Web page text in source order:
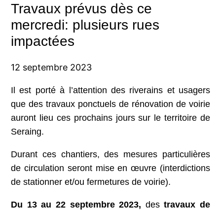
Travaux prévus dès ce
mercredi: plusieurs rues
impactées
12 septembre 2023
Il est porté à l’attention des riverains et usagers
que des travaux ponctuels de rénovation de voirie
auront lieu ces prochains jours sur le territoire de
Seraing.
Durant ces chantiers, des mesures particulières
de circulation seront mise en œuvre (interdictions
de stationner et/ou fermetures de voirie).
Du 13 au 22 septembre 2023, destravaux de